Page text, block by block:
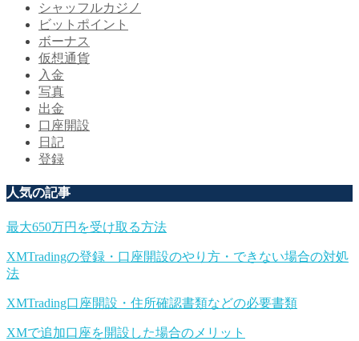
シャッフルカジノ
ビットポイント
ボーナス
仮想通貨
入金
写真
出金
口座開設
日記
登録
人気の記事
最大650万円を受け取る方法
XMTradingの登録・口座開設のやり方・できない場合の対処
法
XMTrading口座開設・住所確認書類などの必要書類
XMで追加口座を開設した場合のメリット